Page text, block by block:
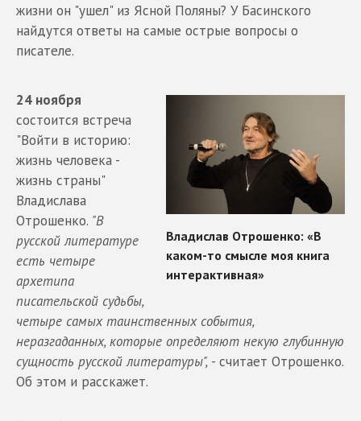
жизни он "ушел" из Ясной Поляны? У Басинского
найдутся ответы на самые острые вопросы о
писателе.
24 ноября
состоится встреча
"Войти в историю:
жизнь человека -
жизнь страны"
Владислава
Отрошенко. "В
русской литературе
есть четыре
архетипа
писательской судьбы,
четыре самых таинственных события,
неразгаданных, которые определяют некую глубинную
сущность русской литературы", - считает Отрошенко.
Об этом и расскажет.